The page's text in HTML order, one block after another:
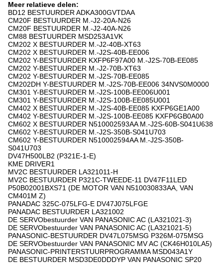
Meer relatieve delen:
BD12 BESTUURDER ADKA300GVTDAA
CM20F BESTUURDER M.-J2-20A-N26
CM20F BESTUURDER M.-J2-40A-N26
CM88 BESTUURDER MSD253A1VK
CM202 X BESTUURDER M.-J2-40B-XT63
CM202 X BESTUURDER M.-J2S-40B-EE006
CM202 Y-BESTUURDER KXFP6F97A00 M.-J2S-70B-EE085
CM202 Y-BESTUURDER M.-J2-70B-XT63
CM202 Y-BESTUURDER M.-J2S-70B-EE085
CM202DH Y-BESTUURDER M.-J2S-70B-EE006 34NVS0M0000
CM301 Y-BESTUURDER M.-J2S-100B-EE006U001
CM301 Y-BESTUURDER M.-J2S-100B-EE085U001
CM402 X BESTUURDER M.-J2S-40B-EE085 KXFP6GE1A00
CM402 Y-BESTUURDER M.-J2S-100B-EE085 KXFP6GB0A00
CM602 X BESTUURDER N510002593AA M.-J2S-60B-S041U638
CM602 Y-BESTUURDER M.-J2S-350B-S041U703
CM602 Y-BESTUURDER N510002594AA M.-J2S-350B-
S041U703
DV47H500LB2 (P321E-1-E)
KME DRIVER1
MV2C BESTUURDER LA321011-H
MV2C BESTUURDER P321C-TWEEDE-11 DV47F11LED
P50B02001BXS71 (DE MOTOR VAN N510030833AA, VAN
CM401M Z)
PANADAC 325C-075LFG-E DV47J075LFGE
PANADAC BESTUURDER LA321002
DE SERVObestuurder VAN PANASONIC AC (LA321021-3)
DE SERVObestuurder VAN PANASONIC AC (LA321021-5)
PANASONIC-BESTUURDER DV47L075MSG P326M-075MSG
DE SERVObestuurder VAN PANASONIC MV AC (CK46H010LA5)
PANASONIC-PRINTERSTUURPROGRAMMA MSD043A1Y
DE BESTUURDER MSD3DE0DDDYP VAN PANASONIC SP20